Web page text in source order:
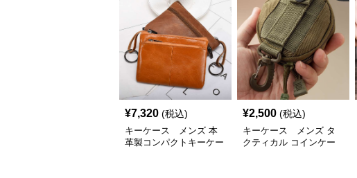
¥7,320 (税込)
キーケース メンズ 本
革製コンパクトキーケー
¥2,500 (税込)
キーケース メンズ タ
クティカル コインケー